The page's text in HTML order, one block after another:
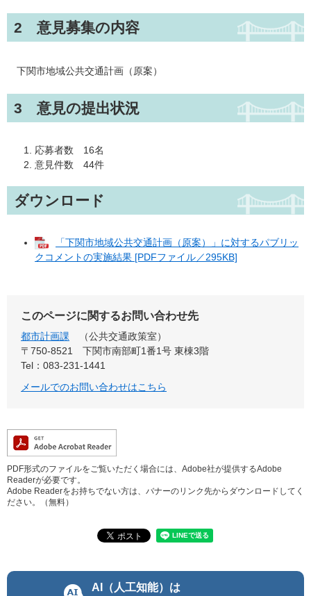
2 意見募集の内容
下関市地域公共交通計画（原案）
3 意見の提出状況
応募者数 16名
意見件数 44件
ダウンロード
「下関市地域公共交通計画（原案）」に対するパブリッ
クコメントの実施結果 [PDFファイル／295KB]
このページに関するお問い合わせ先
都市計画課
公共交通政策室
〒750-8521
下関市南部町1番1号 東棟3階
Tel：083-231-1441
メールでのお問い合わせはこちら
PDF形式のファイルをご覧いただく場合には、Adobe社が提供するAdobe
Readerが必要です。
Adobe Readerをお持ちでない方は、バナーのリンク先からダウンロードしてく
ださい。（無料）
AI（人工知能）は